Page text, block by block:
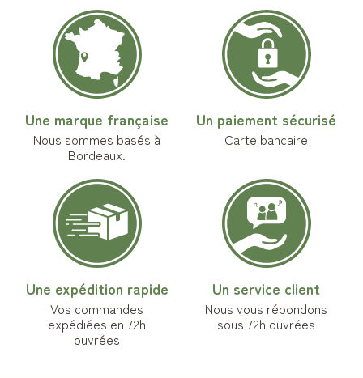
Une marque française
Nous sommes basés à
Bordeaux.
Un paiement sécurisé
Carte bancaire
Une expédition rapide
Vos commandes
expédiées en 72h
ouvrées
Un service client
Nous vous répondons
sous 72h ouvrées